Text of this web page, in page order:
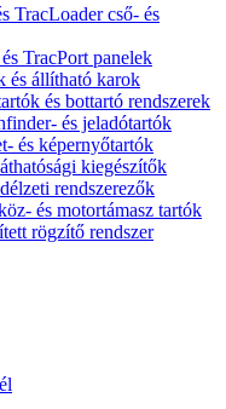
cső- és
TracPort panelek
állítható karok
és bottartó rendszerek
és jeladótartók
és képernyőtartók
kiegészítők
rendszerezők
és motortámasz tartók
rögzítő rendszer